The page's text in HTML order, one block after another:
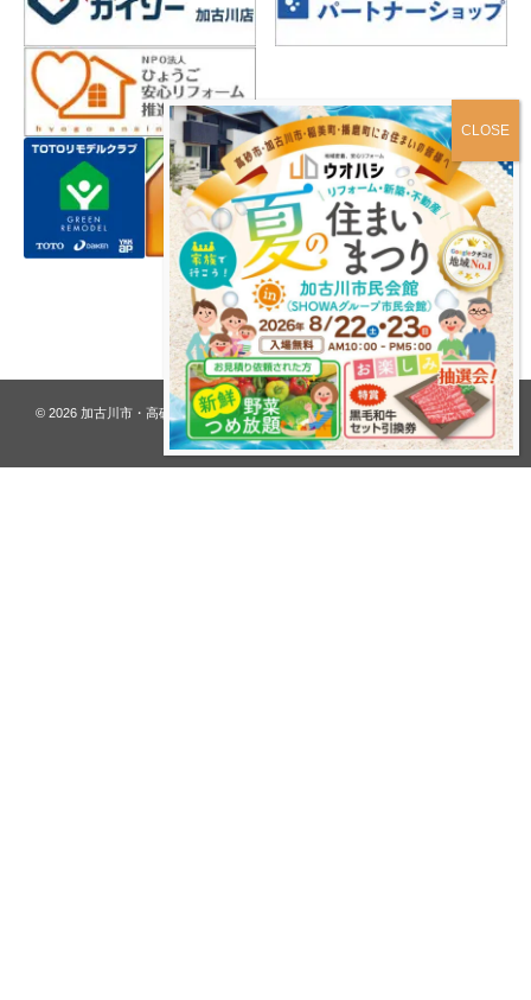
プライバシーポリシー
© 2026 加古川市・高砂市 夢リフォーム ウオハシ – 創業128年の老舗. All rights
reserved.